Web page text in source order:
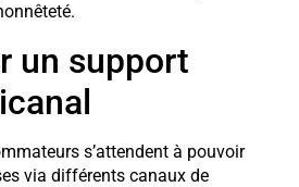
un support
s’attendent à pouvoir
via différents canaux de